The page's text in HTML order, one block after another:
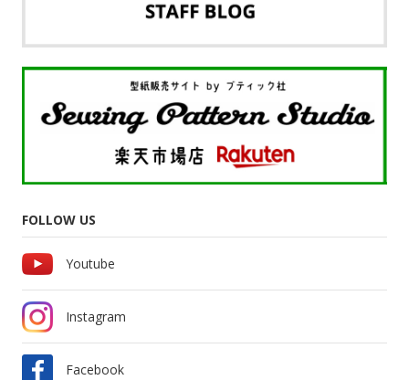
FOLLOW US
Youtube
Instagram
Facebook